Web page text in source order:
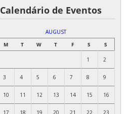
Calendário de Eventos
AUGUST
M
T W T F S S
1 2
3 4 5 6 7 8 9
10 11 12 13 14 15 16